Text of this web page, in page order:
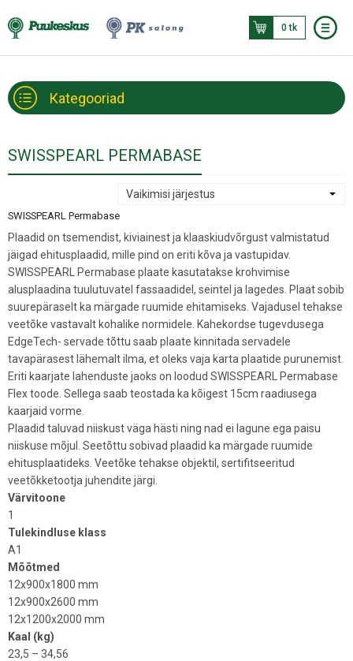
0 tk
Кategooriad
SWISSPEARL PERMABASE
SWISSPEARL Permabase
Plaadid on tsemendist, kiviainest ja klaaskiudvõrgust valmistatud
jäigad ehitusplaadid, mille pind on eriti kõva ja vastupidav.
SWISSPEARL Permabase plaate kasutatakse krohvimise
alusplaadina tuulutuvatel fassaadidel, seintel ja lagedes. Plaat sobib
suurepäraselt ka märgade ruumide ehitamiseks. Vajadusel tehakse
veetõke vastavalt kohalike normidele. Kahekordse tugevdusega
EdgeTech- servade tõttu saab plaate kinnitada servadele
tavapärasest lähemalt ilma, et oleks vaja karta plaatide purunemist.
Eriti kaarjate lahenduste jaoks on loodud SWISSPEARL Permabase
Flex toode. Sellega saab teostada ka kõigest 15cm raadiusega
kaarjaid vorme.
Plaadid taluvad niiskust väga hästi ning nad ei lagune ega paisu
niiskuse mõjul. Seetõttu sobivad plaadid ka märgade ruumide
ehitusplaatideks. Veetõke tehakse objektil, sertifitseeritud
veetõkketootja juhendite järgi.
Värvitoone
1
Tulekindluse klass
A1
Mõõtmed
12x900x1800 mm
12x900x2600 mm
12x1200x2000 mm
Kaal (kg)
23,5 – 34,56